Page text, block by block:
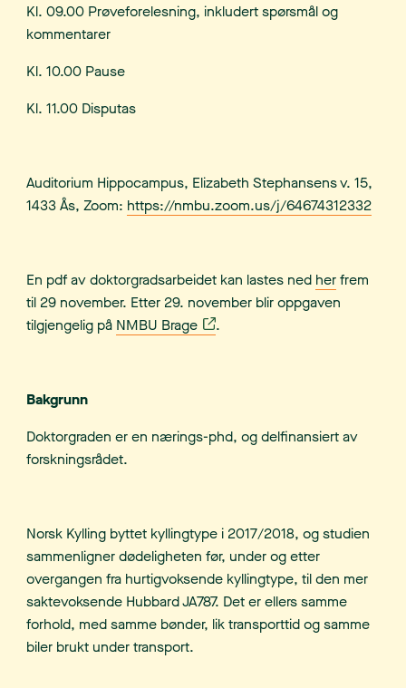
Kl. 09.00 Prøveforelesning, inkludert spørsmål og
kommentarer
Kl. 10.00 Pause
Kl. 11.00 Disputas
Auditorium Hippocampus, Elizabeth Stephansens v. 15,
1433 Ås, Zoom: https://nmbu.zoom.us/j/64674312332
En pdf av doktorgradsarbeidet kan lastes ned herfrem
til 29 november. Etter 29. november blir oppgaven
tilgjengelig på NMBU Brage .
Bakgrunn
Doktorgraden er en nærings-phd, og delfinansiert av
forskningsrådet.
Norsk Kylling byttet kyllingtype i 2017/2018, og studien
sammenligner dødeligheten før, under og etter
overgangen fra hurtigvoksende kyllingtype, til den mer
saktevoksende Hubbard JA787. Det er ellers samme
forhold, med samme bønder, lik transporttid og samme
biler brukt under transport.